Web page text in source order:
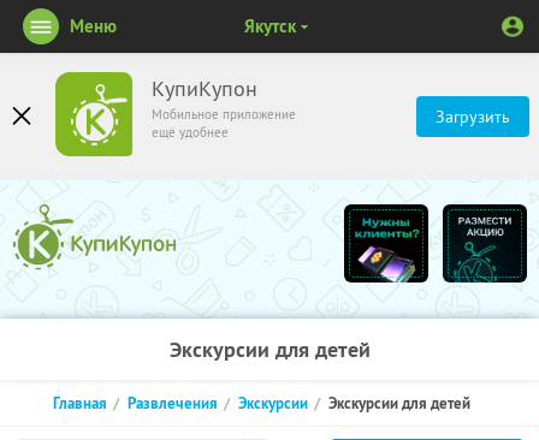
КупиКупон
Мобильное приложение
ещё удобнее
Загрузить
Меню Якутск
Экскурсии для детей
Главная Развлечения Экскурсии Экскурсии для детей